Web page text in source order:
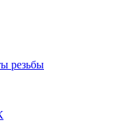
резьбы